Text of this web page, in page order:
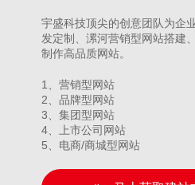
宇盛科技顶尖的创意团队为企
发定制、漯河营销型网站搭建
制作高品质网站。
1、营销型网站
2、品牌型网站
3、集团型网站
4、上市公司网站
5、电商/商城型网站